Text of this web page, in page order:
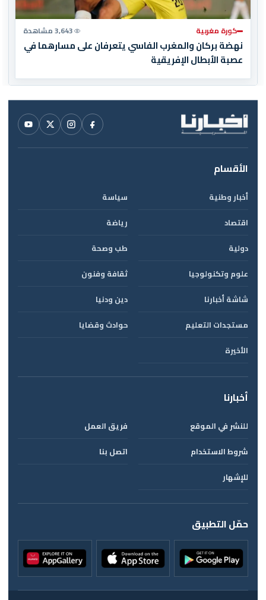
كورة مغربية 3,643 مشاهدة
نهضة بركان والمغرب الفاسي يتعرفان على مسارهما في
عصبة الأبطال الإفريقية
الأقسام
أخبار وطنية
سياسة
اقتصاد
رياضة
دولية
طب وصحة
علوم وتكنولوجيا
ثقافة وفنون
شاشة أخبارنا
دين ودنيا
مستجدات التعليم
حوادث وقضايا
الأخيرة
أخبارنا
للنشر في الموقع
فريق العمل
شروط الاستخدام
اتصل بنا
للإشهار
حمّل التطبيق